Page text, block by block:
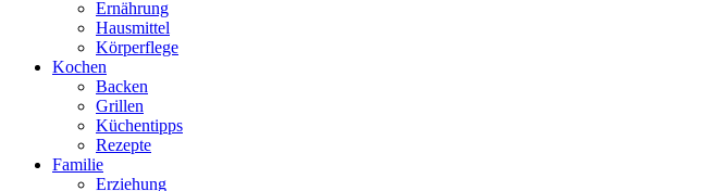
Ernährung
Hausmittel
Körperflege
Kochen
Backen
Grillen
Küchentipps
Rezepte
Familie
Erziehung